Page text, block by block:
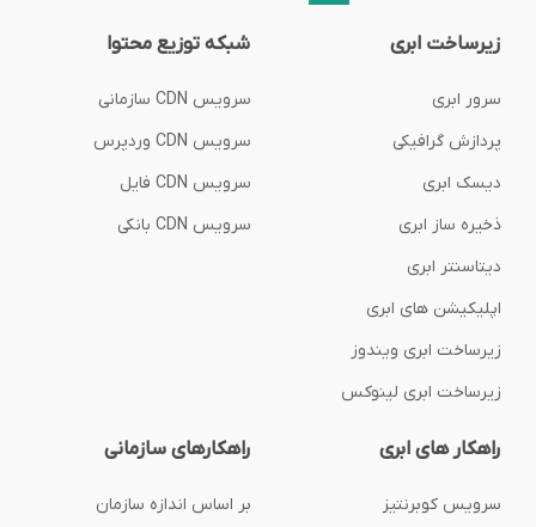
زیرساخت ابری
سرور ابری
پردازش گرافیکی
دیسک ابری
ذخیره ساز ابری
دیتاسنتر ابری
اپلیکیشن های ابری
زیرساخت ابری ویندوز
زیرساخت ابری لینوکس
شبکه توزیع محتوا
سرویس CDN سازمانی
سرویس CDN وردپرس
سرویس CDN فایل
سرویس CDN بانکی
راهکار های ابری
سرویس کوبرنتیز
راهکارهای سازمانی
بر اساس اندازه سازمان